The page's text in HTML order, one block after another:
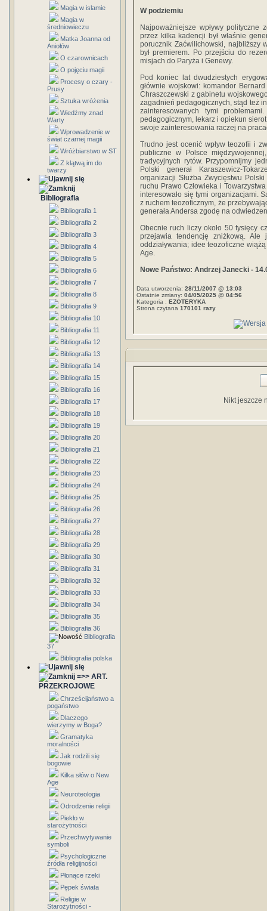
Magia w islamie
Magia w
średniowieczu
Matka Joanna od
Aniołów
O czarownicach
O pojęciu magii
Procesy o czary -
Prusy
Sztuka wróżenia
Wiedźmy znad
Warty
Wprowadzenie w
świat czarnej magii
Wróżbiarstwo w ST
Z klątwą im do
twarzy
Bibliografia
Bibliografia 1
Bibliografia 2
Bibliografia 3
Bibliografia 4
Bibliografia 5
Bibliografia 6
Bibliografia 7
Bibliografia 8
Bibliografia 9
Bibliografia 10
Bibliografia 11
Bibliografia 12
Bibliografia 13
Bibliografia 14
Bibliografia 15
Bibliografia 16
Bibliografia 17
Bibliografia 18
Bibliografia 19
Bibliografia 20
Bibliografia 21
Bibliografia 22
Bibliografia 23
Bibliografia 24
Bibliografia 25
Bibliografia 26
Bibliografia 27
Bibliografia 28
Bibliografia 29
Bibliografia 30
Bibliografia 31
Bibliografia 32
Bibliografia 33
Bibliografia 34
Bibliografia 35
Bibliografia 36
Bibliografia
37
Bibliografia polska
=>> ART.
PRZEKROJOWE
Chrześcijaństwo a
pogaństwo
Dlaczego
wierzymy w Boga?
Gramatyka
moralności
Jak rodzili się
bogowie
Kilka słów o New
Age
Neuroteologia
Odrodzenie religii
Piekło w
starożytności
Przechwytywanie
symboli
Psychologiczne
źródła religijności
Płonące rzeki
Pępek świata
Religie w
Starożytności -
W podziemiu
Najpoważniejsze wpływy polityczne
przez kilka kadencji był właśnie
porucznik Zaćwilichowski, najbliższy
był premierem. Po przejściu do
misjach do Paryża i Genewy.
Pod koniec lat dwudziestych
głównie wojskowi: komandor
Chraszczewski z gabinetu
zagadnień pedagogicznych, stąd też
zainteresowanych tymi
pedagogicznym, lekarz i opiekun
swoje zainteresowania raczej na
Trudno jest ocenić wpływ teozofii i
publiczne w Polsce
tradycyjnych rytów. Przypomnijmy
Polski generał Karaszewicz-
organizacji Służba Zwycięstwu
ruchu Prawo Człowieka i
interesowało się tymi organizacjami.
z ruchem teozoficznym, że
generała Andersa zgodę na
Obecnie ruch liczy około 50 tysięcy
przejawia tendencję zniżkową.
oddziaływania; idee teozoficzne
Age.
Nowe Państwo: Andrzej Janecki -
Data utworzenia: 28/11/2007 @ 13:03
Ostatnie zmiany: 04/05/2025 @ 04:56
Kategoria : EZOTERYKA
Strona czytana 170101 razy
Nikt jeszcze